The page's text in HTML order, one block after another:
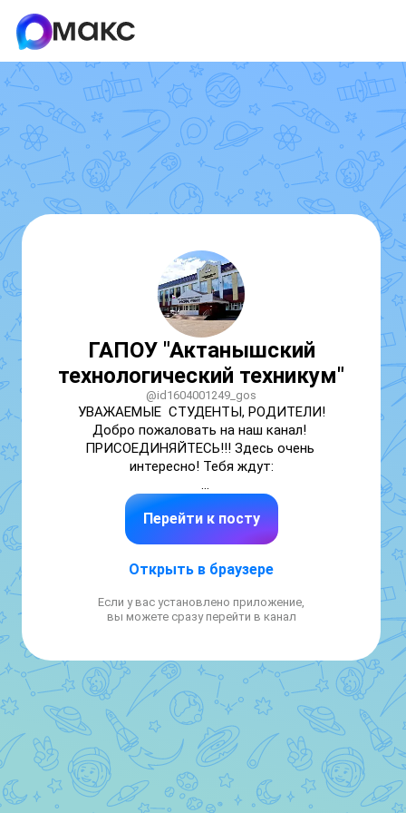
ГАПОУ "Актанышский
технологический техникум"
@id1604001249_gos
УВАЖАЕМЫЕ  СТУДЕНТЫ, РОДИТЕЛИ!
Добро пожаловать на наш канал!
ПРИСОЕДИНЯЙТЕСЬ!!! Здесь очень
интересно! Тебя ждут:
📝новости техникума;
📝полезная информация;
📝студенческая жизнь;
Перейти к посту
Открыть в браузере
Если у вас установлено приложение,
вы можете сразу перейти в канал